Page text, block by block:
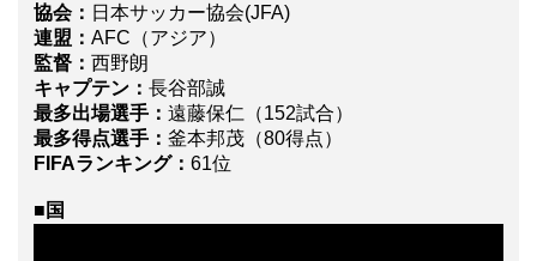
協会： 日本サッカー協会(JFA)
連盟： AFC（アジア）
監督： 西野朗
キャプテン： 長谷部誠
最多出場選手： 遠藤保仁（152試合）
最多得点選手： 釜本邦茂（80得点）
FIFAランキング： 61位
■国